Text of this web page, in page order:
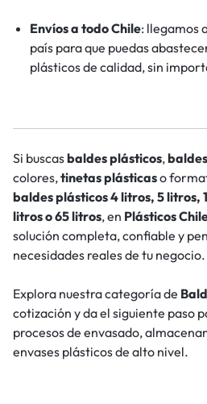
Envíos a todo Chile: llegamos
país para que puedas
plásticos de calidad, sin
Si buscasbaldes plásticos,
colores,tinetas plásticaso
baldes plásticos 4 litros, 5 litros,
litros o 65 litros, en Plásticos
solución completa, confiable y
necesidades reales de tu negocio.
Explora nuestra categoría de
cotización y da el siguiente paso
procesos de envasado,
envases plásticos de alto nivel.